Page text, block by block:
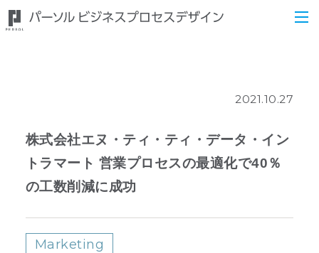
2021.10.27
株式会社エヌ・ティ・ティ・データ・イン
トラマート 営業プロセスの最適化で40％
の工数削減に成功
Marketing